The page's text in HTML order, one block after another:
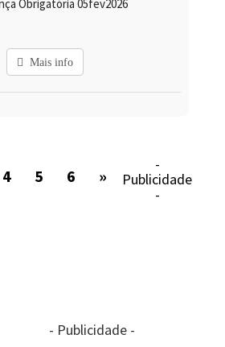
Obrigatória 05fev2026
Mais info
4 5 6 »
-
Publicidade
-
- Publicidade -